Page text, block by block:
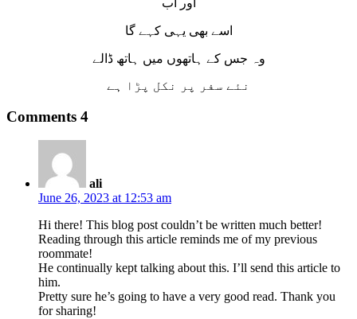
اسے بھی یہی کہے گا
وہ جس کے ہاتھوں میں ہاتھ ڈالے
نئے سفر پر نکل پڑا ہے
Comments 4
ali
June 26, 2023 at 12:53 am
Hi there! This blog post couldn’t be written much better!
Reading through this article reminds me of my previous
roommate!
He continually kept talking about this. I’ll send this article to
him.
Pretty sure he’s going to have a very good read. Thank you
for sharing!